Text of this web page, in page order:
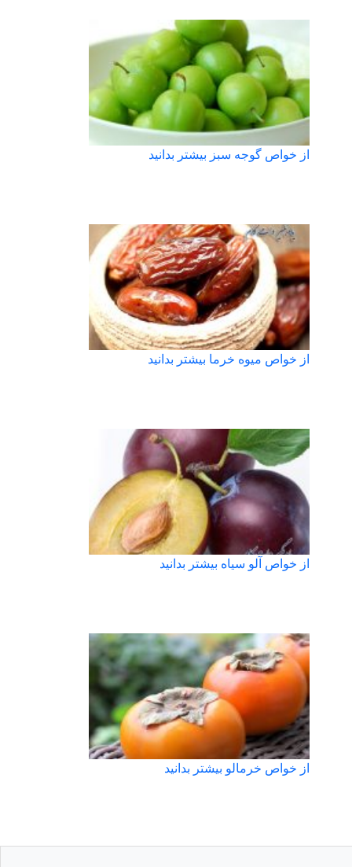
از خواص گوجه سبز بیشتر بدانید
از خواص میوه خرما بیشتر بدانید
از خواص آلو سیاه بیشتر بدانید
از خواص خرمالو بیشتر بدانید